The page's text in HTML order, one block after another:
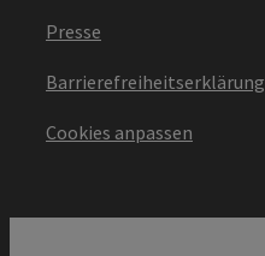
Presse
Barrierefreiheitserklärung
Cookies anpassen